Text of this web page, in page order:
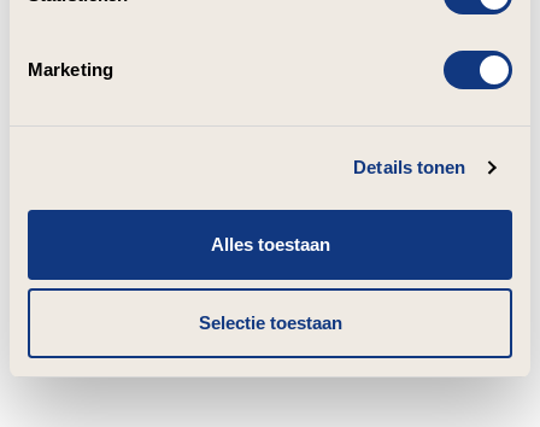
Marketing
Details tonen
Alles toestaan
Selectie toestaan